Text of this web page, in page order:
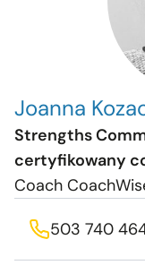
Joanna
Strengths
certyfikowany
Coach
503 740